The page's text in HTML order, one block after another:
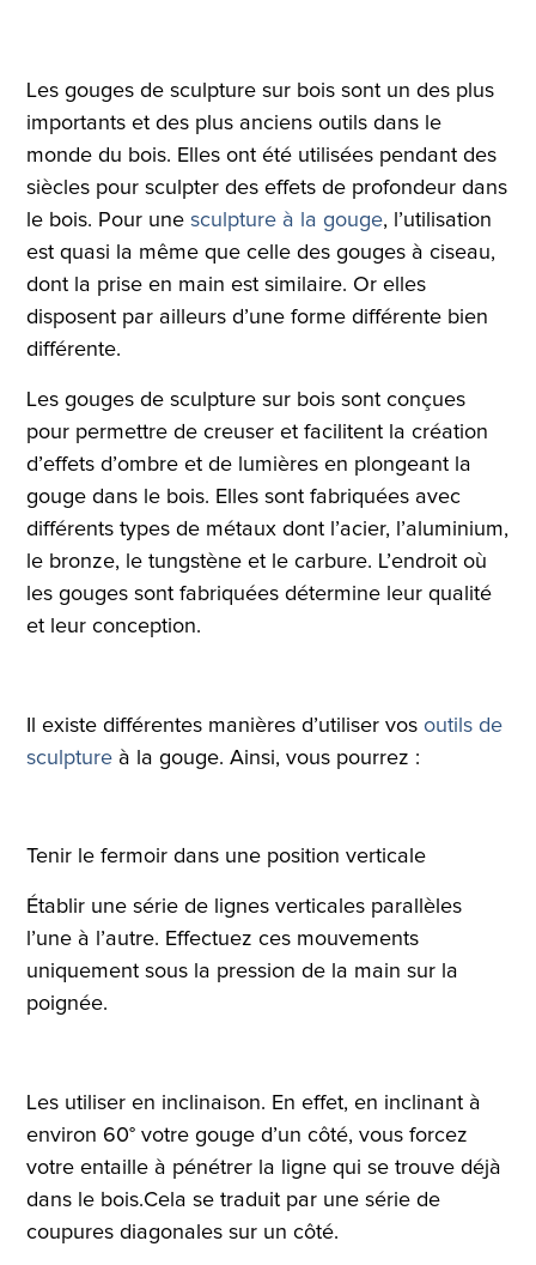
Les gouges de sculpture sur bois sont un des plus
importants et des plus anciens outils dans le
monde du bois. Elles ont été utilisées pendant des
siècles pour sculpter des effets de profondeur dans
le bois. Pour unesculpture à la gouge, l’utilisation
est quasi la même que celle des gouges à ciseau,
dont la prise en main est similaire. Or elles
disposent par ailleurs d’une forme différente bien
différente.
Les gouges de sculpture sur bois sont conçues
pour permettre de creuser et facilitent la création
d’effets d’ombre et de lumières en plongeant la
gouge dans le bois. Elles sont fabriquées avec
différents types de métaux dont l’acier, l’aluminium,
le bronze, le tungstène et le carbure. L’endroit où
les gouges sont fabriquées détermine leur qualité
et leur conception.
Il existe différentes manières d’utiliser vosoutils de
sculpture à la gouge. Ainsi, vous pourrez :
Tenir le fermoir dans une position verticale
Établir une série de lignes verticales parallèles
l’une à l’autre. Effectuez ces mouvements
uniquement sous la pression de la main sur la
poignée.
Les utiliser en inclinaison. En effet, en inclinant à
environ 60° votre gouge d’un côté, vous forcez
votre entaille à pénétrer la ligne qui se trouve déjà
dans le bois.Cela se traduit par une série de
coupures diagonales sur un côté.